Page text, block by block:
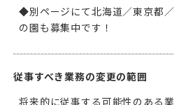
◆別ページにて北海道／東京都
の園も募集中です！
従事すべき業務の変更の範囲
将来的に従事する可能性のある